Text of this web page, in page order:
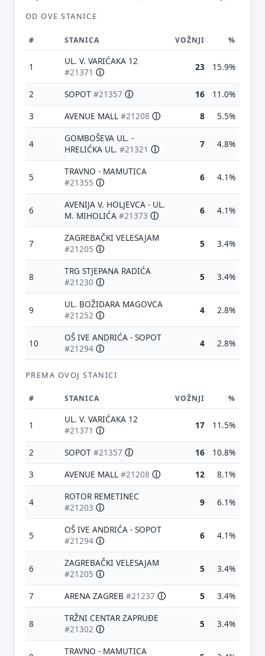
OD OVE STANICE
# STANICA VOŽNJI %
1
UL. V. VARIĆAKA 12
#21371 ⓘ 23 15.9%
2 SOPOT #21357 ⓘ 16
11.0%
3
AVENUE MALL #21208 ⓘ 8 5.5%
4
GOMBOŠEVA UL. -
HRELIĆKA UL. #21321 ⓘ 7 4.8%
5
TRAVNO - MAMUTICA
#21355 ⓘ 6 4.1%
6
AVENIJA V. HOLJEVCA - UL.
M. MIHOLIĆA #21373 ⓘ 6 4.1%
7
ZAGREBAČKI VELESAJAM
#21205 ⓘ 5 3.4%
8
TRG STJEPANA RADIĆA
#21230 ⓘ 5 3.4%
9
UL. BOŽIDARA MAGOVCA
#21252 ⓘ 4 2.8%
10
OŠ IVE ANDRIĆA - SOPOT
#21294 ⓘ 4 2.8%
PREMA OVOJ STANICI
# STANICA VOŽNJI %
1
UL. V. VARIĆAKA 12
#21371 ⓘ 17 11.5%
2 SOPOT #21357 ⓘ 16
10.8%
3
AVENUE MALL #21208 ⓘ 12 8.1%
4
ROTOR REMETINEC
#21203 ⓘ 9 6.1%
5
OŠ IVE ANDRIĆA - SOPOT
#21294 ⓘ 6 4.1%
6
ZAGREBAČKI VELESAJAM
#21205 ⓘ 5 3.4%
7 ARENA ZAGREB #21237 ⓘ 5 3.4%
8
TRŽNI CENTAR ZAPRUĐE
#21302 ⓘ 5 3.4%
TRAVNO - MAMUTICA